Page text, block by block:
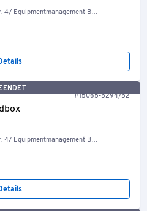
Bestand Container, Welt
#15065-5294/52
Bestand Container, Welt